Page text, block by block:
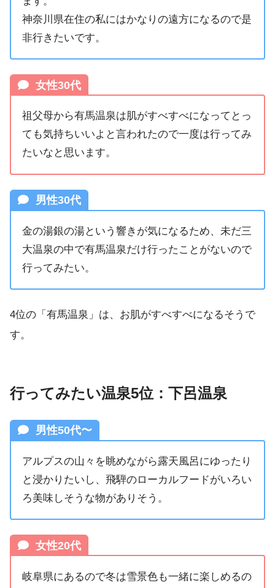
神奈川県在住の私にはかなりの遠方になるので是
非行きたいです。
女性30代
祖父母から有馬温泉は肌がすべすべになってとっ
ても気持ちいいよと言われたので一度は行ってみ
たいなと思います。
男性30代
金の湯銀の湯という響きが気になるため、未だ三
大温泉の中で有馬温泉だけ行ったことがないので
行ってみたい。
4位の「有馬温泉」は、お肌がすべすべになるそうで
す。
行ってみたい温泉5位：下呂温泉
男性50代〜
アルプスの山々を眺めながら露天風呂にゆったり
と浸かりたいし、飛騨のローカルフードがいろい
ろ美味しそうな物がありそう。
女性20代
岐阜県にあるので冬は雪景色も一緒に楽しめるの